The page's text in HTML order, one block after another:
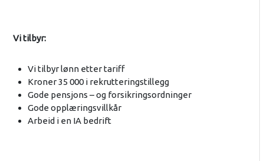
Vi tilbyr:
Vi tilbyr lønn etter tariff
Kroner 35 000 i rekrutteringstillegg
Gode pensjons – og forsikringsordninger
Gode opplæringsvillkår
Arbeid i en IA bedrift